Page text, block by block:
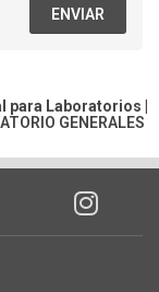
ENVIAR
para Laboratorios |
GENERALES